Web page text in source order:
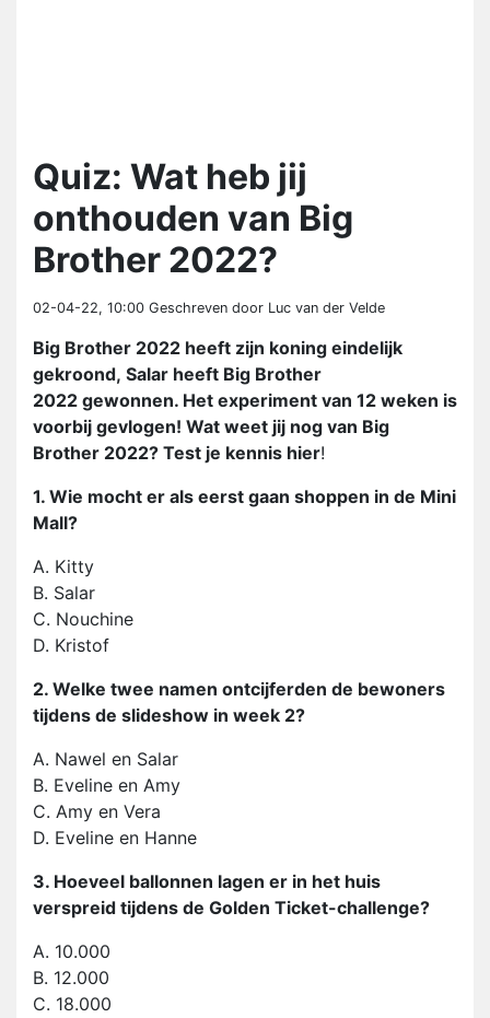
Quiz: Wat heb jij
onthouden van Big
Brother 2022?
02-04-22, 10:00 Geschreven door Luc van der Velde
Big Brother 2022 heeft zijn koning eindelijk
gekroond, Salar heeft Big Brother
2022 gewonnen. Het experiment van 12 weken is
voorbij gevlogen! Wat weet jij nog van Big
Brother 2022? Test je kennis hier!
1. Wie mocht er als eerst gaan shoppen in de Mini
Mall?
A. Kitty
B. Salar
C. Nouchine
D. Kristof
2. Welke twee namen ontcijferden de bewoners
tijdens de slideshow in week 2?
A. Nawel en Salar
B. Eveline en Amy
C. Amy en Vera
D. Eveline en Hanne
3. Hoeveel ballonnen lagen er in het huis
verspreid tijdens de Golden Ticket-challenge?
A. 10.000
B. 12.000
C. 18.000